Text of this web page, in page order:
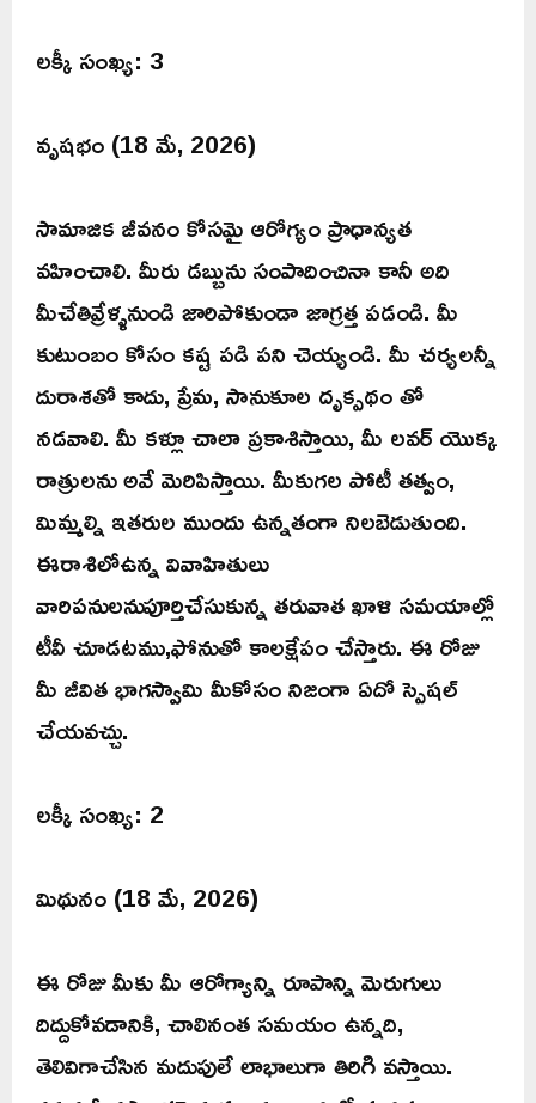
లక్కీ సంఖ్య: 3
వృషభం (18 మే, 2026)
సామాజిక జీవనం కోసమై ఆరోగ్యం ప్రాధాన్యత
వహించాలి. మీరు డబ్బును సంపాదించినా కానీ అది
మీచేతివ్రేళ్ళనుండి జారిపోకుండా జాగ్రత్త పడండి. మీ
కుటుంబం కోసం కష్ట పడి పని చెయ్యండి. మీ చర్యలన్నీ
దురాశతో కాదు, ప్రేమ, సానుకూల దృక్పథం తో
నడవాలి. మీ కళ్లూ చాలా ప్రకాశిస్తాయి, మీ లవర్ యొక్క
రాత్రులను అవే మెరిపిస్తాయి. మీకుగల పోటీ తత్వం,
మిమ్మల్ని ఇతరుల ముందు ఉన్నతంగా నిలబెడుతుంది.
ఈరాశిలోఉన్న వివాహితులు
వారిపనులనుపూర్తిచేసుకున్న తరువాత ఖాళి సమయాల్లో
టీవీ చూడటము,ఫోనుతో కాలక్షేపం చేస్తారు. ఈ రోజు
మీ జీవిత భాగస్వామి మీకోసం నిజంగా ఏదో స్పెషల్
చేయవచ్చు.
లక్కీ సంఖ్య: 2
మిథునం (18 మే, 2026)
ఈ రోజు మీకు మీ ఆరోగ్యాన్ని రూపాన్ని మెరుగులు
దిద్దుకోవడానికి, చాలినంత సమయం ఉన్నది,
తెలివిగాచేసిన మదుపులే లాభాలుగా తిరిగి వస్తాయి.